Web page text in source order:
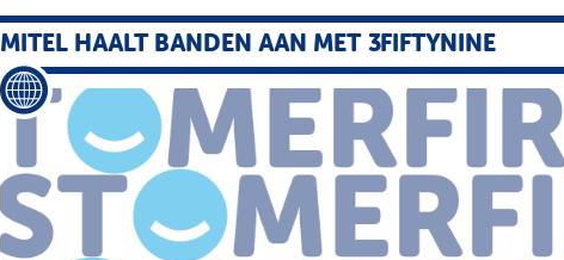
MITEL HAALT BANDEN AAN MET 3FIFTYNINE